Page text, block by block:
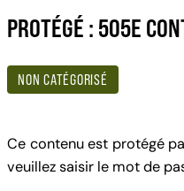
NON CATÉGORISÉ
PROTÉGÉ : 505E
Ce contenu est protégé
veuillez saisir le mot de